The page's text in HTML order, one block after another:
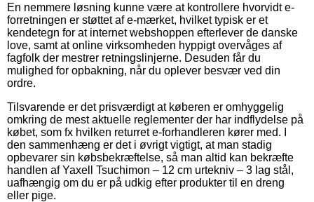
En nemmere løsning kunne være at kontrollere hvorvidt e-
forretningen er støttet af e-mærket, hvilket typisk er et
kendetegn for at internet webshoppen efterlever de danske
love, samt at online virksomheden hyppigt overvåges af
fagfolk der mestrer retningslinjerne. Desuden får du
mulighed for opbakning, når du oplever besvær ved din
ordre.
Tilsvarende er det prisværdigt at køberen er omhyggelig
omkring de mest aktuelle reglementer der har indflydelse på
købet, som fx hvilken returret e-forhandleren kører med. I
den sammenhæng er det i øvrigt vigtigt, at man stadig
opbevarer sin købsbekræftelse, så man altid kan bekræfte
handlen af Yaxell Tsuchimon – 12 cm urtekniv – 3 lag stål,
uafhængig om du er på udkig efter produkter til en dreng
eller pige.